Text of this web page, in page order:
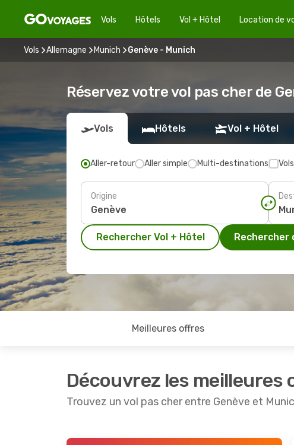
Vols Hôtels Vol + Hôtel Location de
Vols Allemagne Munich Genève - Munich
Réservez votre vol pas cher de
Vols Hôtels Vol + Hôtel
Aller-retour Aller simple Multi-destinations
Origine
Rechercher Vol + Hôtel Rechercher
Meilleures offres
Découvrez les meilleures
Trouvez un vol pas cher entre Genève et